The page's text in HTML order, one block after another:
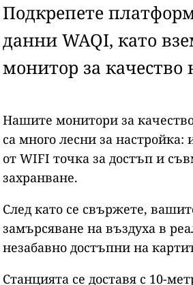
Подкрепете
данни WAQI, като
монитор за качество
Нашите монитори за
са много лесни за
от WIFI точка за достъп и
захранване.
След като се свържете,
замърсяване на въздуха в
незабавно достъпни на
Станцията се доставя с 10-